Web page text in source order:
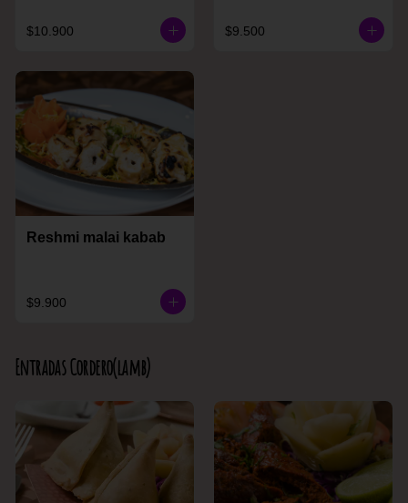
$10.900 $9.500
Reshmi malai kabab
$9.900
Entradas Cordero(lamb)